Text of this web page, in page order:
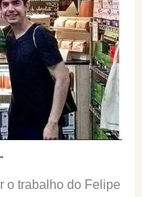
o trabalho do Felipe